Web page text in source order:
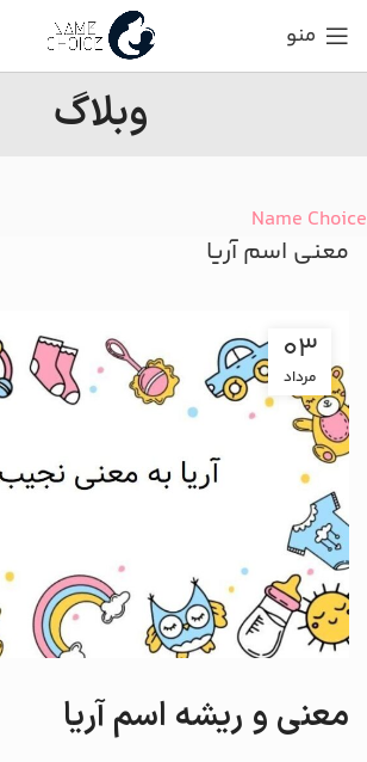
منو
وبلاگ
Name Choice
معنی اسم آریا
03
مرداد
معنی و ریشه اسم آریا